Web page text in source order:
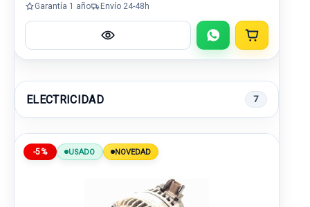
Garantía 1 año Envío 24-48h
ELECTRICIDAD 7
-5% USADO NOVEDAD